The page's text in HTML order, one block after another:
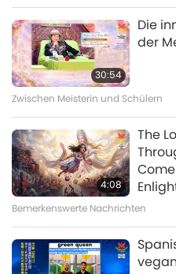
Schönheit
16:03
Schönheit
15:28
Schönheit
30:54
Die
der
Zwischen Meisterin und Schülern
4:08
The
Bemerkenswerte Nachrichten